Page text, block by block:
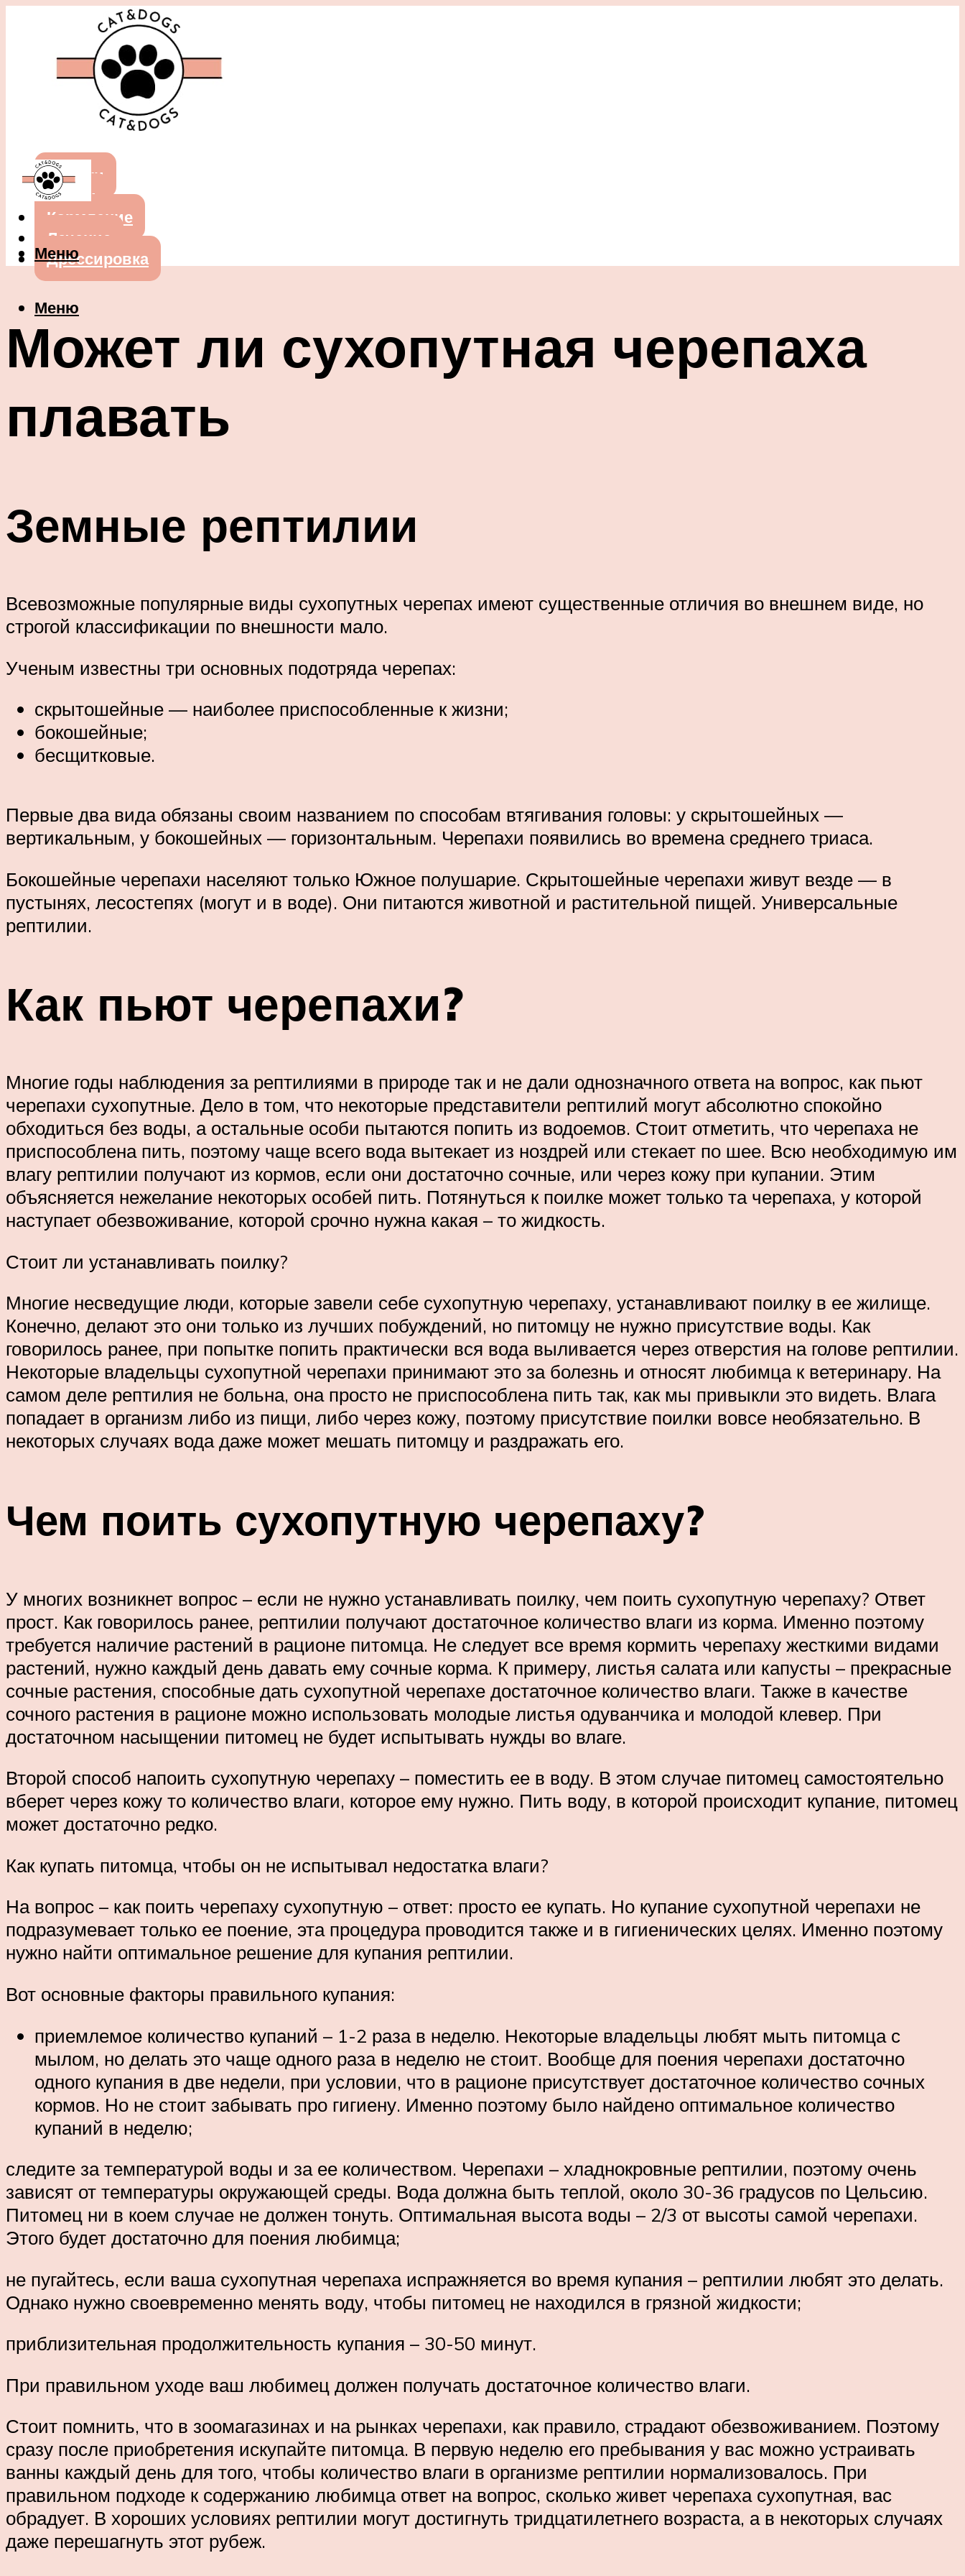
Собаки
Кошки
Кормление
Лечение
Дрессировка
Меню
Меню
Может ли сухопутная черепаха
плавать
Земные рептилии
Всевозможные популярные виды сухопутных черепах имеют существенные отличия во внешнем виде, но
строгой классификации по внешности мало.
Ученым известны три основных подотряда черепах:
скрытошейные — наиболее приспособленные к жизни;
бокошейные;
бесщитковые.
Первые два вида обязаны своим названием по способам втягивания головы: у скрытошейных —
вертикальным, у бокошейных — горизонтальным. Черепахи появились во времена среднего триаса.
Бокошейные черепахи населяют только Южное полушарие. Скрытошейные черепахи живут везде — в
пустынях, лесостепях (могут и в воде). Они питаются животной и растительной пищей. Универсальные
рептилии.
Как пьют черепахи?
Многие годы наблюдения за рептилиями в природе так и не дали однозначного ответа на вопрос, как пьют
черепахи сухопутные. Дело в том, что некоторые представители рептилий могут абсолютно спокойно
обходиться без воды, а остальные особи пытаются попить из водоемов. Стоит отметить, что черепаха не
приспособлена пить, поэтому чаще всего вода вытекает из ноздрей или стекает по шее. Всю необходимую им
влагу рептилии получают из кормов, если они достаточно сочные, или через кожу при купании. Этим
объясняется нежелание некоторых особей пить. Потянуться к поилке может только та черепаха, у которой
наступает обезвоживание, которой срочно нужна какая – то жидкость.
Стоит ли устанавливать поилку?
Многие несведущие люди, которые завели себе сухопутную черепаху, устанавливают поилку в ее жилище.
Конечно, делают это они только из лучших побуждений, но питомцу не нужно присутствие воды. Как
говорилось ранее, при попытке попить практически вся вода выливается через отверстия на голове рептилии.
Некоторые владельцы сухопутной черепахи принимают это за болезнь и относят любимца к ветеринару. На
самом деле рептилия не больна, она просто не приспособлена пить так, как мы привыкли это видеть. Влага
попадает в организм либо из пищи, либо через кожу, поэтому присутствие поилки вовсе необязательно. В
некоторых случаях вода даже может мешать питомцу и раздражать его.
Чем поить сухопутную черепаху?
У многих возникнет вопрос – если не нужно устанавливать поилку, чем поить сухопутную черепаху? Ответ
прост. Как говорилось ранее, рептилии получают достаточное количество влаги из корма. Именно поэтому
требуется наличие растений в рационе питомца. Не следует все время кормить черепаху жесткими видами
растений, нужно каждый день давать ему сочные корма. К примеру, листья салата или капусты – прекрасные
сочные растения, способные дать сухопутной черепахе достаточное количество влаги. Также в качестве
сочного растения в рационе можно использовать молодые листья одуванчика и молодой клевер. При
достаточном насыщении питомец не будет испытывать нужды во влаге.
Второй способ напоить сухопутную черепаху – поместить ее в воду. В этом случае питомец самостоятельно
вберет через кожу то количество влаги, которое ему нужно. Пить воду, в которой происходит купание, питомец
может достаточно редко.
Как купать питомца, чтобы он не испытывал недостатка влаги?
На вопрос – как поить черепаху сухопутную – ответ: просто ее купать. Но купание сухопутной черепахи не
подразумевает только ее поение, эта процедура проводится также и в гигиенических целях. Именно поэтому
нужно найти оптимальное решение для купания рептилии.
Вот основные факторы правильного купания:
приемлемое количество купаний – 1-2 раза в неделю. Некоторые владельцы любят мыть питомца с
мылом, но делать это чаще одного раза в неделю не стоит. Вообще для поения черепахи достаточно
одного купания в две недели, при условии, что в рационе присутствует достаточное количество сочных
кормов. Но не стоит забывать про гигиену. Именно поэтому было найдено оптимальное количество
купаний в неделю;
следите за температурой воды и за ее количеством. Черепахи – хладнокровные рептилии, поэтому очень
зависят от температуры окружающей среды. Вода должна быть теплой, около 30-36 градусов по Цельсию.
Питомец ни в коем случае не должен тонуть. Оптимальная высота воды – 2/3 от высоты самой черепахи.
Этого будет достаточно для поения любимца;
не пугайтесь, если ваша сухопутная черепаха испражняется во время купания – рептилии любят это делать.
Однако нужно своевременно менять воду, чтобы питомец не находился в грязной жидкости;
приблизительная продолжительность купания – 30-50 минут.
При правильном уходе ваш любимец должен получать достаточное количество влаги.
Стоит помнить, что в зоомагазинах и на рынках черепахи, как правило, страдают обезвоживанием. Поэтому
сразу после приобретения искупайте питомца. В первую неделю его пребывания у вас можно устраивать
ванны каждый день для того, чтобы количество влаги в организме рептилии нормализовалось. При
правильном подходе к содержанию любимца ответ на вопрос, сколько живет черепаха сухопутная, вас
обрадует. В хороших условиях рептилии могут достигнуть тридцатилетнего возраста, а в некоторых случаях
даже перешагнуть этот рубеж.